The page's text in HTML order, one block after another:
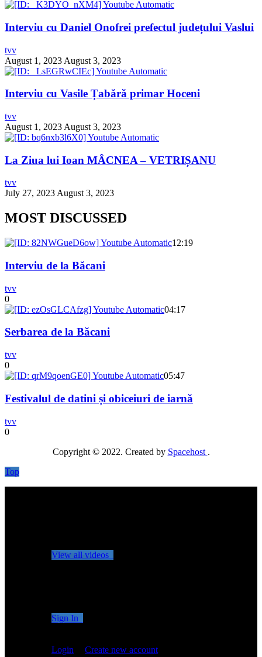
Interviu cu Daniel Onofrei prefectul județului Vaslui
tvv
August 1, 2023 August 3, 2023
Interviu cu Vasile Țabără primar Hoceni
tvv
August 1, 2023 August 3, 2023
La Ziua lui Ioan MÂCNEA – VETRIȘANU
tvv
July 27, 2023 August 3, 2023
MOST DISCUSSED
12:19
Interviu de la Băcani
tvv
0
04:17
Serbarea de la Băcani
tvv
0
05:47
Festivalul de datini și obiceiuri de iarnă
tvv
0
Copyright © 2022. Created by Spacehost .
Top
View all videos
Sign In
Login
Create new account